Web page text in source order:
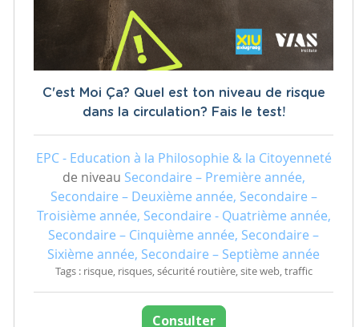
C'est Moi Ça? Quel est ton niveau de risque
dans la circulation? Fais le test!
EPC - Education à la Philosophie & la Citoyenneté
de niveau Secondaire – Première année,
Secondaire – Deuxième année, Secondaire –
Troisième année, Secondaire - Quatrième année,
Secondaire – Cinquième année, Secondaire –
Sixième année, Secondaire – Septième année
Tags : risque, risques, sécurité routière, site web, traffic
Consulter